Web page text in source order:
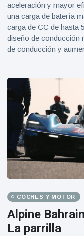
aceleración y mayor
una carga de batería
carga de CC de hasta
diseño de conducción
de conducción y
COCHES Y MOTOR
Alpine
La parrilla